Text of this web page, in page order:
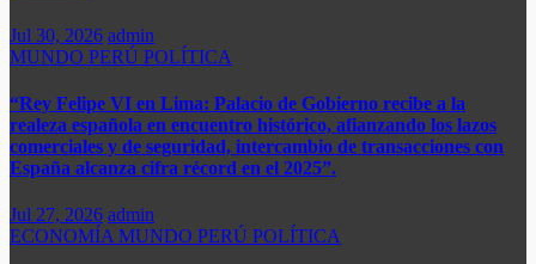
Jul 30, 2026 admin
MUNDO PERÚ POLÍTICA
“Rey Felipe VI en Lima: Palacio de Gobierno recibe a la
realeza española en encuentro histórico, afianzando los lazos
comerciales y de seguridad, intercambio de transacciones con
España alcanza cifra récord en el 2025”.​
Jul 27, 2026 admin
ECONOMÍA MUNDO PERÚ POLÍTICA